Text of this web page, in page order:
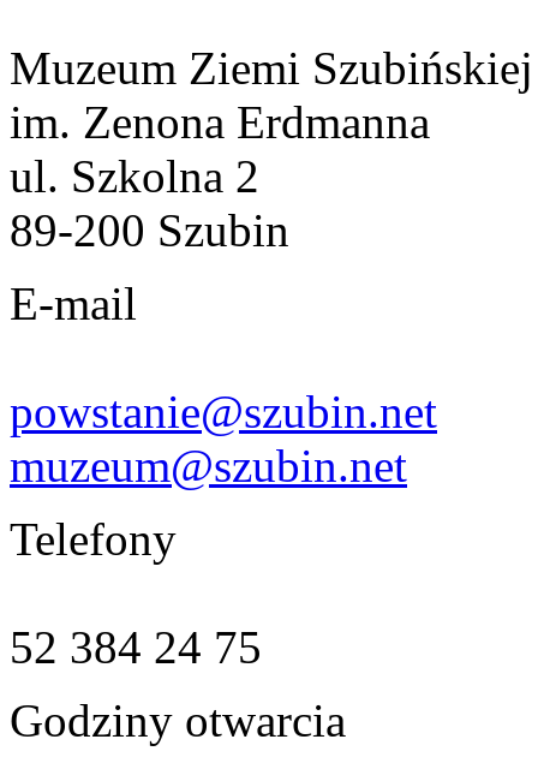
Muzeum Ziemi Szubińskiej
im. Zenona Erdmanna
ul. Szkolna 2
89-200 Szubin
E-mail
powstanie@szubin.net
muzeum@szubin.net
Telefony
52 384 24 75
Godziny otwarcia